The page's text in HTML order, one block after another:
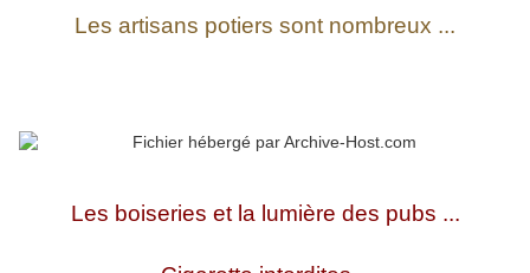
Les artisans potiers sont nombreux ...
Les boiseries et la lumière des pubs ...